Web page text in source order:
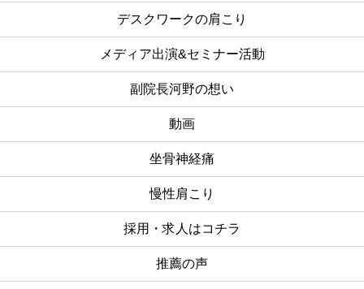
デスクワークの肩こり
メディア出演&セミナー活動
副院長河野の想い
動画
坐骨神経痛
慢性肩こり
採用・求人はコチラ
推薦の声